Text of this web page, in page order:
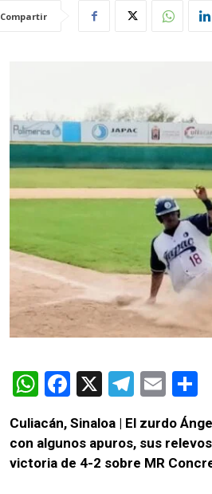
Compartir
W
at
s
F
ce
b
X
T
e
gr
E
m
ail
p
Culiacán, Sinaloa | El zurdo
con algunos apuros, sus
victoria de 4-2 sobre MR